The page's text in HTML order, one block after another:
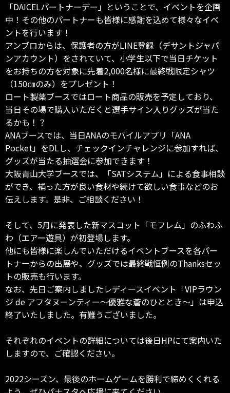
「DAICELパートナーデー」ということで、イベントを企画
中！その他のパートナーも皆様に感謝を込めて様々なイベ
ントを行います！
アンブロからは、保護者の方がLINE登録（デサントジャパ
ンアカウント）をされていて、小学生以下で当日チケット
をお持ちの方を対象に先着2,000名様に最終戦限定シャツ
（150㎝のみ）をプレゼント！
ロート製薬ブースではロート商品の販売を予定しており、
当日その場で購入いただくと選手サイン入りグッズが当た
るかも！？
ANAブースでは、当日ANAのモバイルアプリ「ANA
Pocket」をDLし、チェックインチャレンジに参加すれば、
グッズが当たる抽選会に参加できます！
大阪青山大学ブースでは、「SATシステム」による食事相談
ができ、補った方が良い食材や続けて欲しい食事などのお
伝えします。是非、ご相談ください！
そして、5月に発表した新マスコット「モフレム」のふわふ
わ（エアー遊具）が初登場します。
他にも皆様に楽しんでいただけるイベントブースを各パー
トナーからの出展や、グッズでは最終戦恒例のThanksセッ
トの販売も行います。
なお、先日ご案内しましたレディースイベント「VIPラウン
ジ de アフタヌーンティー～優雅な蒼のひととき～」は申込
終了いたしました。有難うございました。
それぞれのイベントの詳細については後日HPにて案内いた
しますので、ご確認ください。
2022シーズン、最後のホームゲームを勝利で締めくくれる